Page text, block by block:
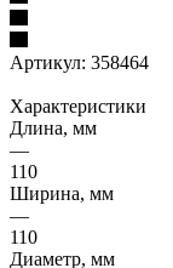
Артикул: 358464
Характеристики
Длина, мм
—
110
Ширина, мм
—
110
Диаметр, мм